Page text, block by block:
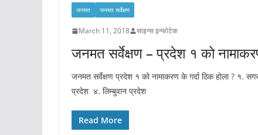
जनमत जनमत सर्वेक्षण
March 11, 2018 साइन्स इन्फोटेक
जनमत सर्वेक्षण – प्रदेश १ को
जनमत सर्वेक्षण प्रदेश १ को नामाकरण के गर्दा ठिक होला ? १.
प्रदेश ४. लिम्बुवान प्रदेश
Read More